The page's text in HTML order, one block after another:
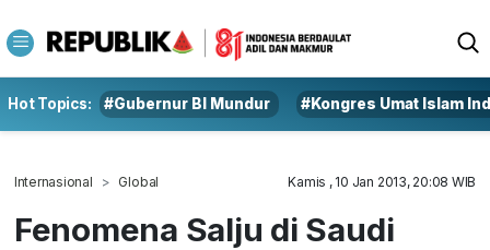
Hot Topics: #Gubernur BI Mundur #Kongres Umat Islam
Internasional Global Kamis , 10 Jan 2013, 20:08 WIB
Fenomena Salju di Saudi